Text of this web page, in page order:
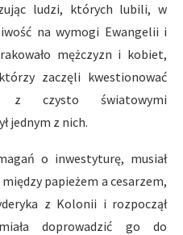
ludzi, których lubili, w
na wymogi Ewangelii i
mężczyzn i kobiet,
zaczęli kwestionować
z czysto światowymi
jednym z nich.
o inwestyturę, musiał
papieżem a cesarzem,
z Kolonii i rozpoczął
doprowadzić go do